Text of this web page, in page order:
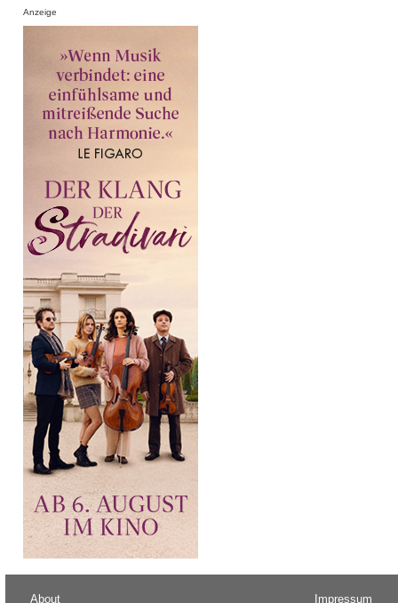
Anzeige
About Impressum